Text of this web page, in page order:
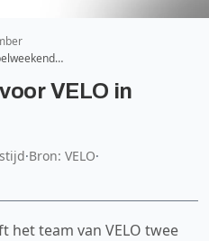
VELO in
·Bron: VELO·
het team van VELO twee